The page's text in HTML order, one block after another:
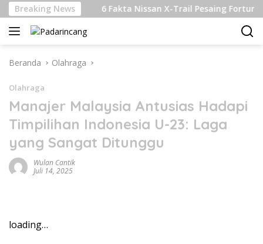
Langsung
ke
konten
Breaking News6 Fakta Nissan X-Trail Pesaing Fortuner dan
Beranda Olahraga
Olahraga
Manajer Malaysia Antusias Hadapi
Timpilihan Indonesia U-23: Laga
yang Sangat Ditunggu
Wulan Cantik
Juli 14, 2025
loading…